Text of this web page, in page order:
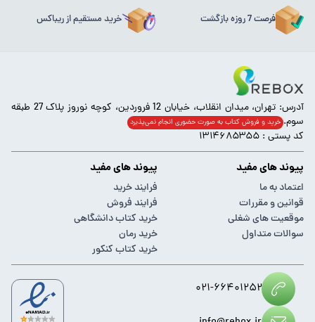
فرصت 7 روزه بازگشت خرید مستقیم از ریباکس
آدرس: تهران، میدان انقلاب، خیابان 12 فروردین، کوچه نوروز پلاک 27 طبقه
سوم. خرید و فروش کتاب به صورت حضوری انجام‌ نمی‌پذیرد
کد پستی : ۱۳۱۴۶۸۵۳۵۵
پیوند های مفید
اعتماد به ما
قوانین و مقررات
موقعیت های شغلی
سوالات متداول
پیوند های مفید
فرایند خرید
فرایند فروش
خرید کتاب دانشگاهی
خرید رمان
خرید کتاب کنکور
۰۲۱-۶۶۴۰۱۲۵۲